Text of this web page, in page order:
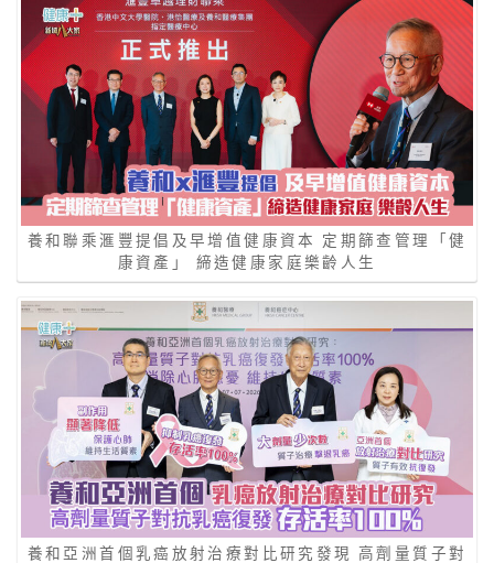
養和聯乘滙豐提倡及早增值健康資本 定期篩查管理「健
康資產」 締造健康家庭樂齡人生
養和亞洲首個乳癌放射治療對比研究發現 高劑量質子對